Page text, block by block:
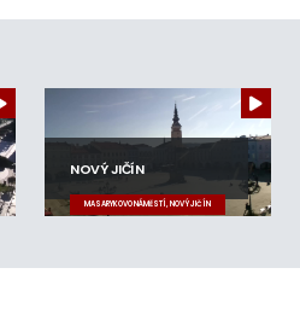
NOVÝ JIČÍN
MASARYKOVO NÁMĚSTÍ, NOVÝ JIČÍN